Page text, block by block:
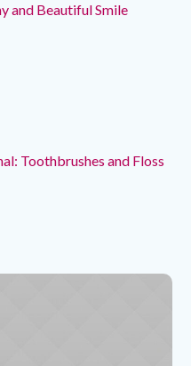
and Beautiful Smile
Toothbrushes and Floss